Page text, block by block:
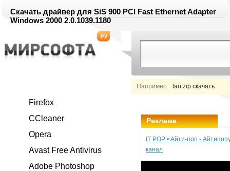
Скачать драйвер для SiS 900 PCI Fast Ethernet Adapter
Windows 2000 2.0.1039.1180
Например: lan.zip скачать
Firefox
CCleaner
Opera
Avast Free Antivirus
Adobe Photoshop
Реклама
IT POP • Айти-поп -
канал